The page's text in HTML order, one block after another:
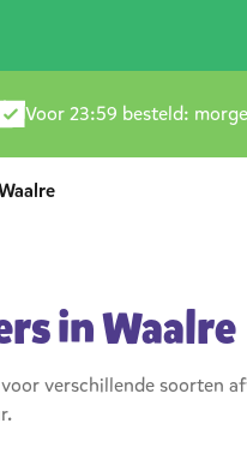
Voor 23:59 besteld:
in Waalre
verschillende soorten